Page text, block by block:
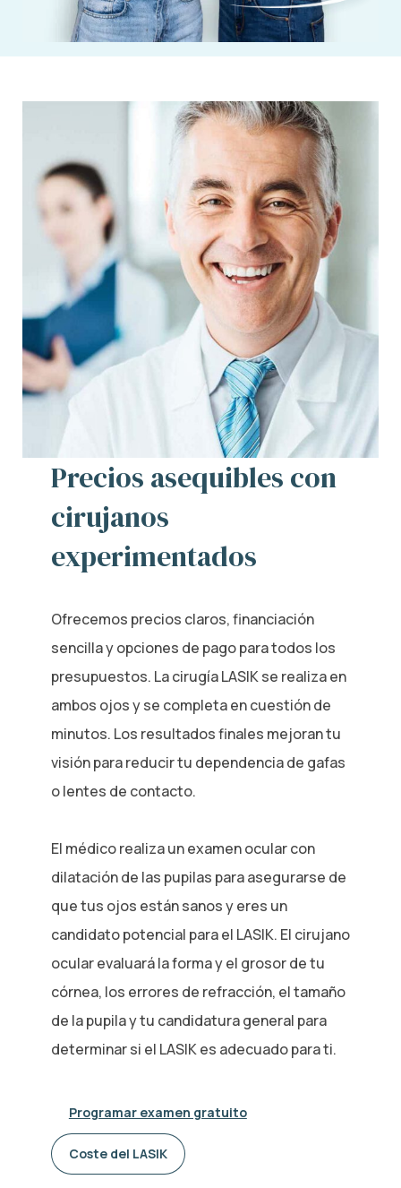
Precios asequibles con
cirujanos
experimentados
Ofrecemos precios claros, financiación
sencilla y opciones de pago para todos los
presupuestos. La cirugía LASIK se realiza en
ambos ojos y se completa en cuestión de
minutos. Los resultados finales mejoran tu
visión para reducir tu dependencia de gafas
o lentes de contacto.
El médico realiza un examen ocular con
dilatación de las pupilas para asegurarse de
que tus ojos están sanos y eres un
candidato potencial para el LASIK. El cirujano
ocular evaluará la forma y el grosor de tu
córnea, los errores de refracción, el tamaño
de la pupila y tu candidatura general para
determinar si el LASIK es adecuado para ti.
Programar examen gratuito
Coste del LASIK